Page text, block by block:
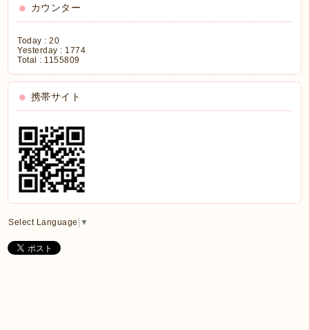
カウンター
Today :20
Yesterday : 1774
Total : 1155809
携帯サイト
Select Language ▼